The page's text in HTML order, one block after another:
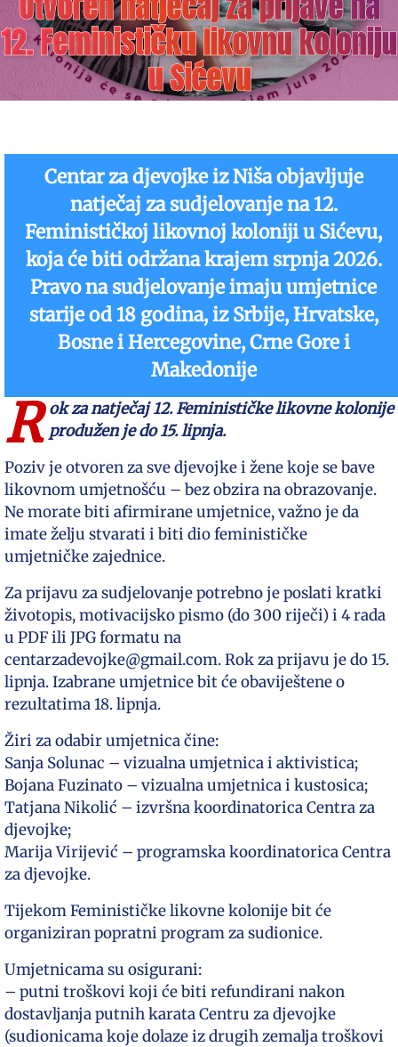
12. Feminističku likovnu koloniju
u Sićevu
Centar za djevojke iz Niša objavljuje
natječaj za sudjelovanje na 12.
Feminističkoj likovnoj koloniji u Sićevu,
koja će biti održana krajem srpnja 2026.
Pravo na sudjelovanje imaju umjetnice
starije od 18 godina, iz Srbije, Hrvatske,
Bosne i Hercegovine, Crne Gore i
Makedonije
R ok za natječaj 12. Feminističke likovne kolonije
produžen je do 15. lipnja.
Poziv je otvoren za sve djevojke i žene koje se bave
likovnom umjetnošću – bez obzira na obrazovanje.
Ne morate biti afirmirane umjetnice, važno je da
imate želju stvarati i biti dio feminističke
umjetničke zajednice.
Za prijavu za sudjelovanje potrebno je poslati kratki
životopis, motivacijsko pismo (do 300 riječi) i 4 rada
u PDF ili JPG formatu na
centarzadevojke@gmail.com. Rok za prijavu je do 15.
lipnja. Izabrane umjetnice bit će obaviještene o
rezultatima 18. lipnja.
Žiri za odabir umjetnica čine:
Sanja Solunac – vizualna umjetnica i aktivistica;
Bojana Fuzinato – vizualna umjetnica i kustosica;
Tatjana Nikolić – izvršna koordinatorica Centra za
djevojke;
Marija Virijević – programska koordinatorica Centra
za djevojke.
Tijekom Feminističke likovne kolonije bit će
organiziran popratni program za sudionice.
Umjetnicama su osigurani:
– putni troškovi koji će biti refundirani nakon
dostavljanja putnih karata Centru za djevojke
(sudionicama koje dolaze iz drugih zemalja troškovi